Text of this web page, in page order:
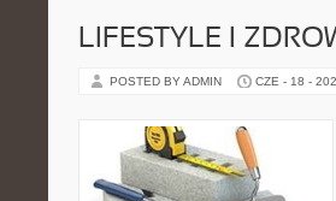
LIFESTYLE I
POSTED BY ADMIN CZE - 18 -